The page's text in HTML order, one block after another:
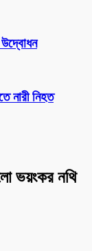
উদ্বোধন
নারী নিহত
ভয়ংকর নথি